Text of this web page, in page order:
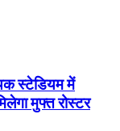
स्टेडियम में
मुफ्त रोस्टर